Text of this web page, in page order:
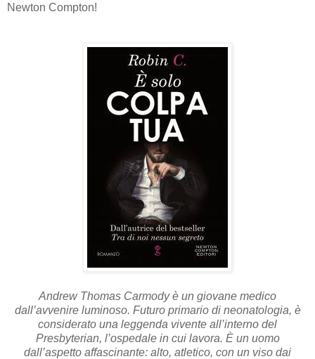
Newton Compton!
Andrew Thomas Carmody è un giovane medico
dall’avvenire luminoso. Futuro primario di neonatologia, è
considerato una leggenda vivente all’interno del
Presbyterian, l’ospedale in cui lavora. È un uomo
dall’aspetto affascinante: alto, atletico, con un viso dai